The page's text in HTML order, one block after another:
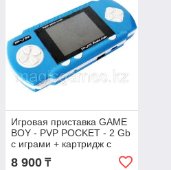
Игровая приставка GAME
BOY - PVP POCKET - 2 Gb
с играми + картридж с
(голубая)
8 900 ₸